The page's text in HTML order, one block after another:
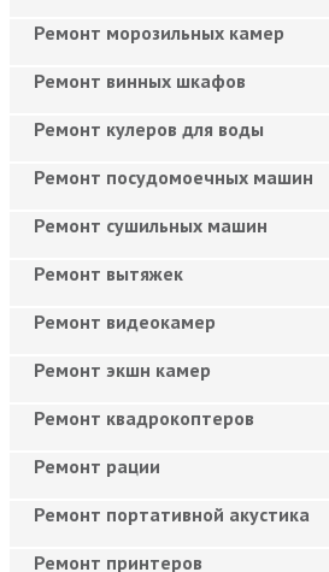
Ремонт морозильных камер
Ремонт винных шкафов
Ремонт кулеров для воды
Ремонт посудомоечных машин
Ремонт сушильных машин
Ремонт вытяжек
Ремонт видеокамер
Ремонт экшн камер
Ремонт квадрокоптеров
Ремонт рации
Ремонт портативной акустика
Ремонт принтеров